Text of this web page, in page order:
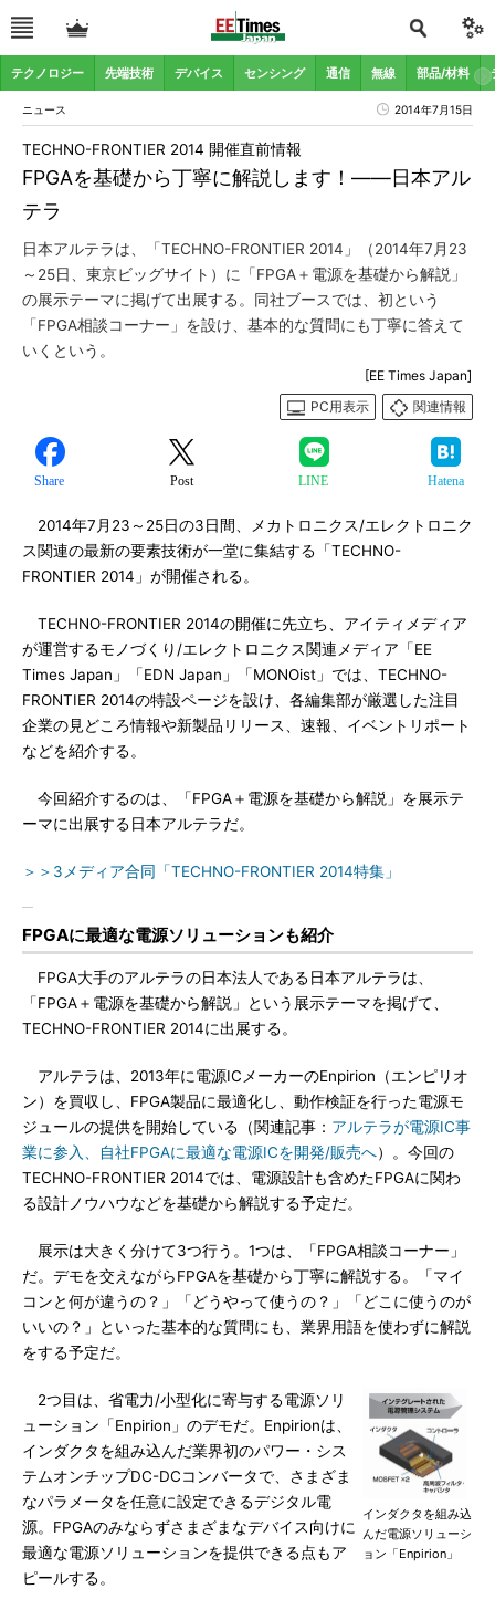
テクノロジー 先端技術 デバイス センシング 通信 無線 部品/材料
ニュース 2014年7月15日
FPGAを基礎から丁寧に解説します！――日本アル
テラ
TECHNO-FRONTIER 2014 開催直前情報
日本アルテラは、「TECHNO-FRONTIER 2014」（2014年7月23
～25日、東京ビッグサイト）に「FPGA＋電源を基礎から解説」
の展示テーマに掲げて出展する。同社ブースでは、初という
「FPGA相談コーナー」を設け、基本的な質問にも丁寧に答えて
いくという。
[EE Times Japan]
PC用表示
関連情報
Share Post LINE Hatena
2014年7月23～25日の3日間、メカトロニクス/エレクトロニク
ス関連の最新の要素技術が一堂に集結する「TECHNO-
FRONTIER 2014」が開催される。
TECHNO-FRONTIER 2014の開催に先立ち、アイティメディア
が運営するモノづくり/エレクトロニクス関連メディア「EE
Times Japan」「EDN Japan」「MONOist」では、TECHNO-
FRONTIER 2014の特設ページを設け、各編集部が厳選した注目
企業の見どころ情報や新製品リリース、速報、イベントリポート
などを紹介する。
今回紹介するのは、「FPGA＋電源を基礎から解説」を展示テ
ーマに出展する日本アルテラだ。
＞＞3メディア合同「TECHNO-FRONTIER 2014特集」
FPGAに最適な電源ソリューションも紹介
FPGA大手のアルテラの日本法人である日本アルテラは、
「FPGA＋電源を基礎から解説」という展示テーマを掲げて、
TECHNO-FRONTIER 2014に出展する。
アルテラは、2013年に電源ICメーカーのEnpirion（エンピリオ
ン）を買収し、FPGA製品に最適化し、動作検証を行った電源モ
ジュールの提供を開始している（関連記事： アルテラが電源IC事
業に参入、自社FPGAに最適な電源ICを開発/販売へ）。今回の
TECHNO-FRONTIER 2014では、電源設計も含めたFPGAに関わ
る設計ノウハウなどを基礎から解説する予定だ。
展示は大きく分けて3つ行う。1つは、「FPGA相談コーナー」
だ。デモを交えながらFPGAを基礎から丁寧に解説する。「マイ
コンと何が違うの？」「どうやって使うの？」「どこに使うのが
いいの？」といった基本的な質問にも、業界用語を使わずに解説
をする予定だ。
インダクタを組み込
んだ電源ソリューシ
ョン「Enpirion」
2つ目は、省電力/小型化に寄与する電源ソリ
ューション「Enpirion」のデモだ。Enpirionは、
インダクタを組み込んだ業界初のパワー・シス
テムオンチップDC-DCコンバータで、さまざま
なパラメータを任意に設定できるデジタル電
源。FPGAのみならずさまざまなデバイス向けに
最適な電源ソリューションを提供できる点もア
ピールする。